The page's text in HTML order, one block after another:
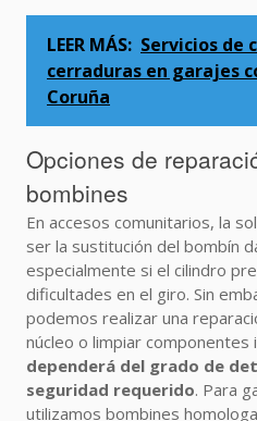
LEER MÁS: Servicios de
cerraduras en garajes
Coruña
Opciones de
bombines
En accesos comunitarios, la
ser la sustitución del bombín
especialmente si el cilindro
dificultades en el giro. Sin
podemos realizar una
núcleo o limpiar componentes
dependerá del grado de
seguridad requerido. Para
utilizamos bombines